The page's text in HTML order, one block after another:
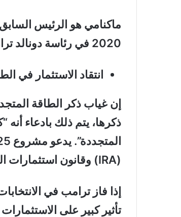
2020 في رئاسة دونالد ترامب.
انتقاد الاستثمار في
إن غياب ذكر الطاقة
ذكرها، يتم ذلك بادعاء أنه
(IRA) وقانون استثمارات البنية التحتية والوظائف (IIJA).
تأثير كبير على